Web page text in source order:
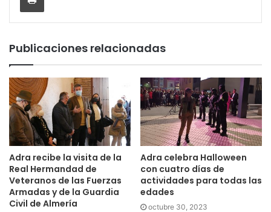
Publicaciones relacionadas
Adra recibe la visita de la
Real Hermandad de
Veteranos de las Fuerzas
Armadas y de la Guardia
Civil de Almería
Adra celebra Halloween
con cuatro días de
actividades para todas las
edades
octubre 30, 2023